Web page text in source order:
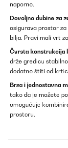
naporno.
Dovoljno dubine za
osigurava prostor
bilja. Pravi mali vrt
Čvrsta konstrukcija
drže gredicu
dodatno štiti od
Brza i jednostavna
tako da je možete
omogućuje
prostoru.